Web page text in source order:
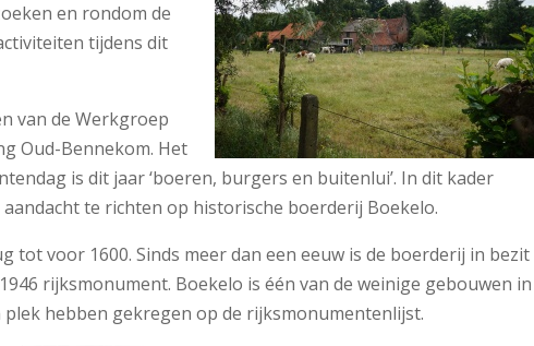
en rondom de
tijdens dit
van de Werkgroep
Oud-Bennekom. Het
is dit jaar ‘boeren, burgers en buitenlui’. In dit kader
te richten op historische boerderij Boekelo.
tot voor 1600. Sinds meer dan een eeuw is de boerderij in bezit
rijksmonument. Boekelo is één van de weinige gebouwen in
plek hebben gekregen op de rijksmonumentenlijst.